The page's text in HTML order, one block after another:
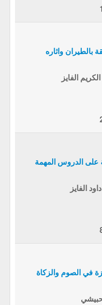
بالطيران واثاره
الفايز
على الدروس المهمة
الفايز
في الصوم والزكاة